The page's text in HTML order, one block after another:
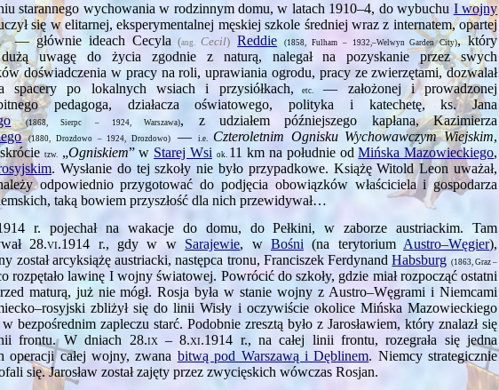
starannego wychowania w rodzinnym domu, w latach 1910–4, do wy­buchu I wojny
się w elitarnej, eksperymentalnej męskiej szkole średniej wraz z internatem, opartej
— głównie ideach Cecyla(ang.Cecil) Reddie (1858, Fulham – 1932,–Welwyn Garden City), który
dużą uwagę do życia zgodnie z naturą, nalegał na pozyskanie przez swych
doświadczenia w pracy na roli, uprawiania ogrodu, pracy ze zwierzętami, dozwalał
spacery po lokalnych wsiach i przysiółkach, etc.
— założonej i prowadzonej
pedagoga, działacza oświatowego, polityka i katechetę, ks. Jana
(1868, Sierpc – 1924, Warszawa), z udziałem późniejszego kapłana, Kazimierza
(1880, Drozdowo – 1924, Drozdowo)—i.e. Czteroletnim Ognisku Wychowawczym Wiejskim,
tzw. „Ogniskiem” w Starej Wsi ok. 11 km na południe odMińska Mazowieckiego,
. Wysłanie do tej szkoły nie było przypadkowe. Książę Witold Leon uważał,
odpowiednio przygotować do podjęcia obowiązków właściciela i gospodarza
taką bowiem przyszłość dla nich przewidywał…
r. pojechał na wakacje do domu, do Pełkini, w zaborze austriackim. Tam
28.vi.1914 r., gdy w w Sarajewie, w Bośni (na terytorium Austro–Węgier),
został arcyksiążę austriacki, następca tronu, Franciszek FerdynandHabsburg (1863, Graz –
rozpętało lawinę I wojny światowej. Powrócić do szkoły, gdzie miał rozpocząć ostatni
maturą, już nie mógł. Rosja była w stanie wojny z Austro–Węgrami i Niemcami
zbliżył się do linii Wisły i oczywiście okolice Mińska Mazowieckiego
w bezpośrednim zapleczu starć. Podobnie zresztą było z Jarosławiem, który znalazł się
frontu. W dniach 28.ix – 8.xi.1914 r., na całej linii frontu, rozegrała się jedna
operacji całej wojny, zwana bitwą pod Warszawą i Dęblinem. Niemcy strategicznie
się. Jarosław został zajęty przez zwycięskich wówczas Rosjan.